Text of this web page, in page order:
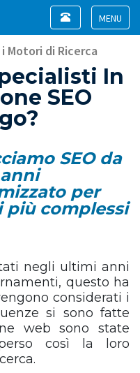
Toggle
Toggle
navigation
Motori di Ricerca
In
SEO
SEO da
per
più complessi
negli ultimi anni
questo ha
considerati i
si sono fatte
web sono state
così la loro